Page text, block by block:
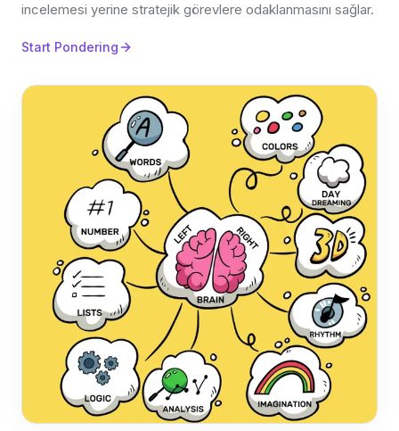
incelemesi yerine stratejik görevlere odaklanmasını sağlar.
Start Pondering